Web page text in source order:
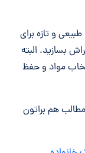
و تازه برای
بسازید. البته
مواد و حفظ
هم براتون